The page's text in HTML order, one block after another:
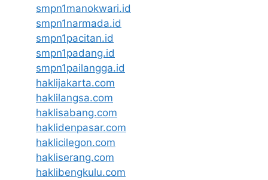
smpn1manokwari.id
smpn1narmada.id
smpn1pacitan.id
smpn1padang.id
smpn1pailangga.id
haklijakarta.com
haklilangsa.com
haklisabang.com
haklidenpasar.com
haklicilegon.com
hakliserang.com
haklibengkulu.com